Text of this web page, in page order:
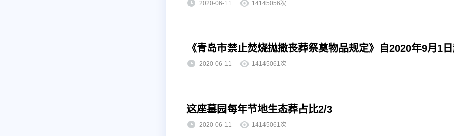
2020-06-11 14145056次
《青岛市禁止焚烧抛撒丧葬祭奠物品规定》自2020年9月1
2020-06-11 14145061次
这座墓园每年节地生态葬占比2/3
2020-06-11 14145061次